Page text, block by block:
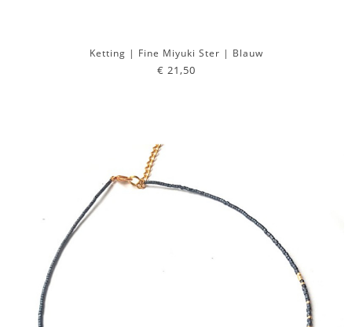
Ketting | Fine Miyuki Ster | Blauw
€ 21,50